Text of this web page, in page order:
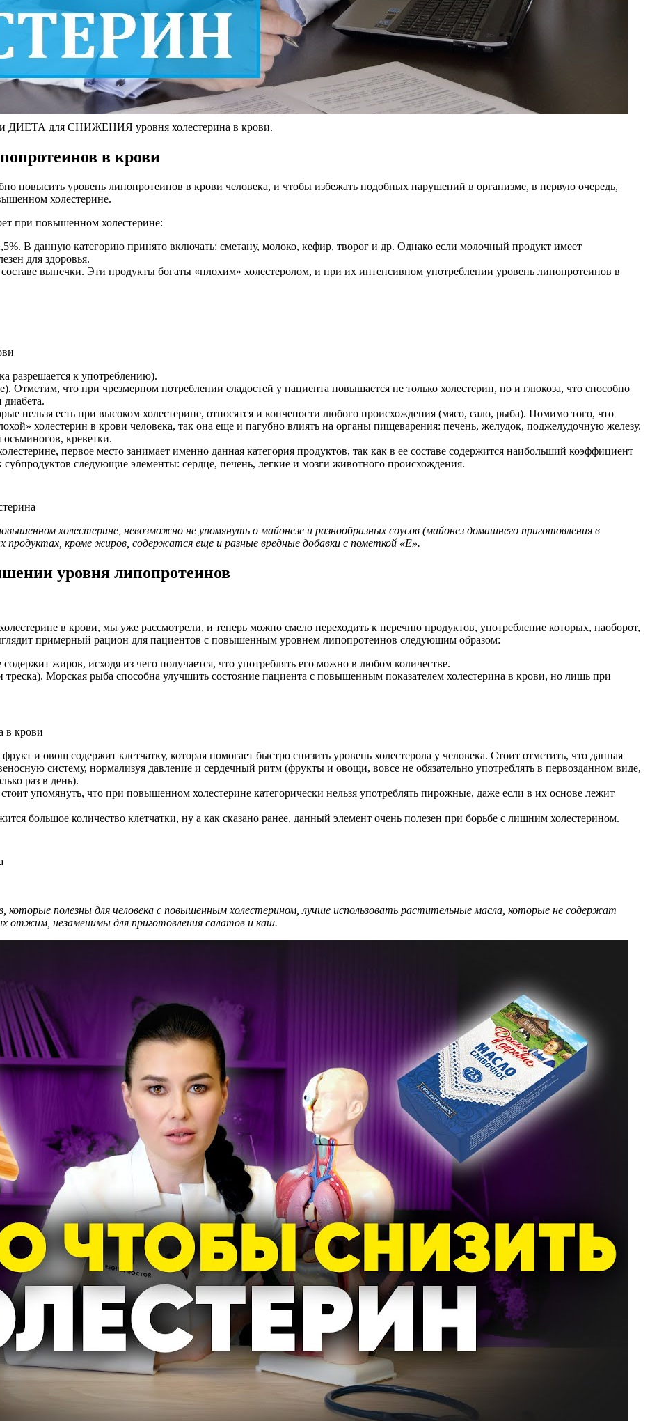
для СНИЖЕНИЯ уровня холестерина в крови.
в крови
повысить уровень липопротеинов в крови человека, и чтобы избежать подобных нарушений в организме, в первую очередь,
холестерине.
при повышенном холестерине:
В данную категорию принято включать: сметану, молоко, кефир, творог и др. Однако если молочный продукт имеет
для здоровья.
выпечки. Эти продукты богаты «плохим» холестеролом, и при их интенсивном употреблении уровень липопротеинов в
разрешается к употреблению).
что при чрезмерном потреблении сладостей у пациента повышается не только холестерин, но и глюкоза, что способно
нельзя есть при высоком холестерине, относятся и копчености любого происхождения (мясо, сало, рыба). Помимо того, что
холестерин в крови человека, так она еще и пагубно влиять на органы пищеварения: печень, желудок, поджелудочную железу.
креветки.
первое место занимает именно данная категория продуктов, так как в ее составе содержится наибольший коэффициент
следующие элементы: сердце, печень, легкие и мозги животного происхождения.
холестерине, невозможно не упомянуть о майонезе и разнообразных соусов (майонез домашнего приготовления в
продуктах, кроме жиров, содержатся еще и разные вредные добавки с пометкой «Е».
уровня липопротеинов
в крови, мы уже рассмотрели, и теперь можно смело переходить к перечню продуктов, употребление которых, наоборот,
примерный рацион для пациентов с повышенным уровнем липопротеинов следующим образом:
жиров, исходя из чего получается, что употреблять его можно в любом количестве.
Морская рыба способна улучшить состояние пациента с повышенным показателем холестерина в крови, но лишь при
в крови
и овощ содержит клетчатку, которая помогает быстро снизить уровень холестерола у человека. Стоит отметить, что данная
систему, нормализуя давление и сердечный ритм (фрукты и овощи, вовсе не обязательно употреблять в первозданном виде,
раз в день).
упомянуть, что при повышенном холестерине категорически нельзя употреблять пирожные, даже если в их основе лежит
большое количество клетчатки, ну а как сказано ранее, данный элемент очень полезен при борьбе с лишним холестерином.
которые полезны для человека с повышенным холестерином, лучше использовать растительные масла, которые не содержат
отжим, незаменимы для приготовления салатов и каш.